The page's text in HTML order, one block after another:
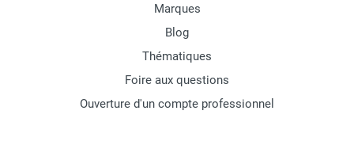
Marques
Blog
Thématiques
Foire aux questions
Ouverture d'un compte professionnel